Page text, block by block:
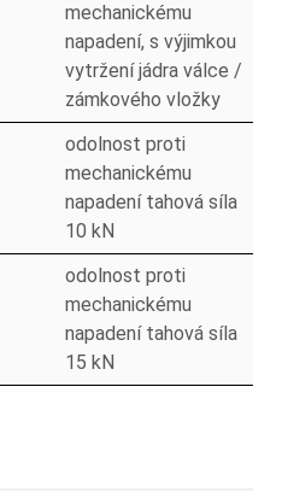
mechanickému
napadení, s výjimkou
vytržení jádra válce /
zámkového vložky
odolnost proti
mechanickému
napadení tahová síla
10 kN
odolnost proti
mechanickému
napadení tahová síla
15 kN